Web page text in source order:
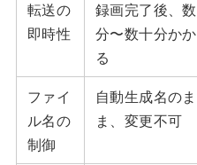
転送の
即時性
録画完了後、数
分〜数十分かか
る
ファイ
ル名の
制御
自動生成名のま
ま、変更不可